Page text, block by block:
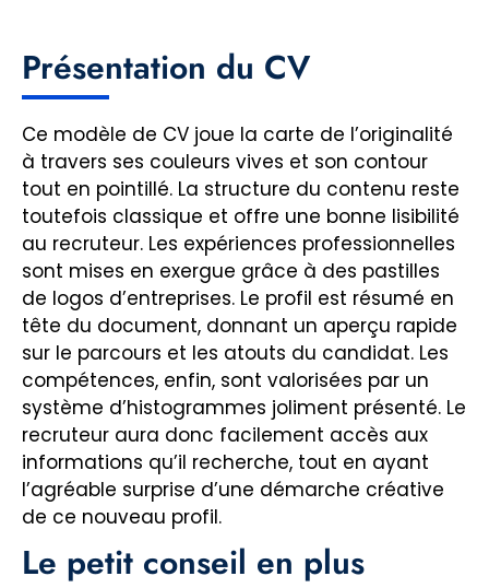
Présentation du CV
Ce modèle de CV joue la carte de l’originalité
à travers ses couleurs vives et son contour
tout en pointillé. La structure du contenu reste
toutefois classique et offre une bonne lisibilité
au recruteur. Les expériences professionnelles
sont mises en exergue grâce à des pastilles
de logos d’entreprises. Le profil est résumé en
tête du document, donnant un aperçu rapide
sur le parcours et les atouts du candidat. Les
compétences, enfin, sont valorisées par un
système d’histogrammes joliment présenté. Le
recruteur aura donc facilement accès aux
informations qu’il recherche, tout en ayant
l’agréable surprise d’une démarche créative
de ce nouveau profil.
Le petit conseil en plus